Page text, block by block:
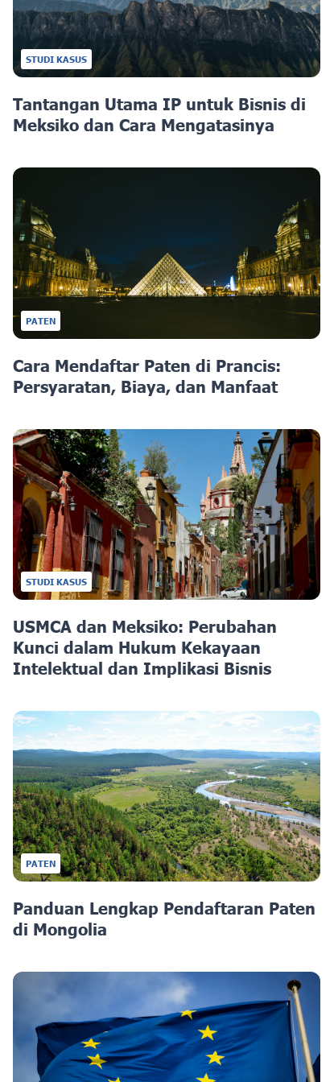
STUDI KASUS
Tantangan Utama IP untuk Bisnis di
Meksiko dan Cara Mengatasinya
PATEN
Cara Mendaftar Paten di Prancis:
Persyaratan, Biaya, dan Manfaat
STUDI KASUS
USMCA dan Meksiko: Perubahan
Kunci dalam Hukum Kekayaan
Intelektual dan Implikasi Bisnis
PATEN
Panduan Lengkap Pendaftaran Paten
di Mongolia